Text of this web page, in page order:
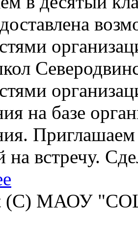
на базе
на встречу.
(C) МАОУ